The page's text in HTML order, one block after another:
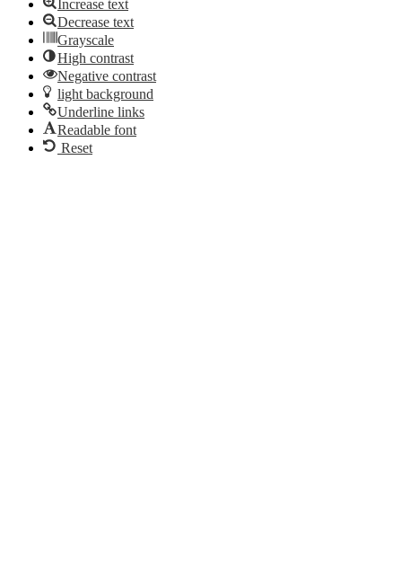
Increase text
Decrease text
Grayscale
High contrast
Negative contrast
light background
Underline links
Readable font
Reset